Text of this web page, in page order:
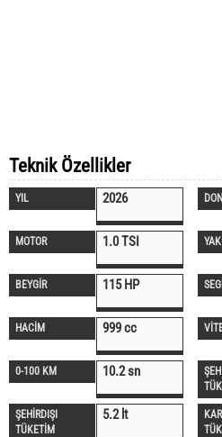
Teknik Özellikler
YIL 2026
MOTOR 1.0 TSI
BEYGİR 115 HP
HACİM 999 cc
0-100 KM 10.2 sn
ŞEHİRDIŞI
TÜKETİM
5.2 lt